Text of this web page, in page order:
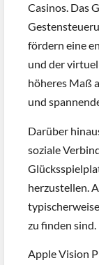
Casinos. Das
fördern eine
und der
höheres Maß
und
Darüber
soziale
herzustellen.
zu finden sind.
Apple Vision